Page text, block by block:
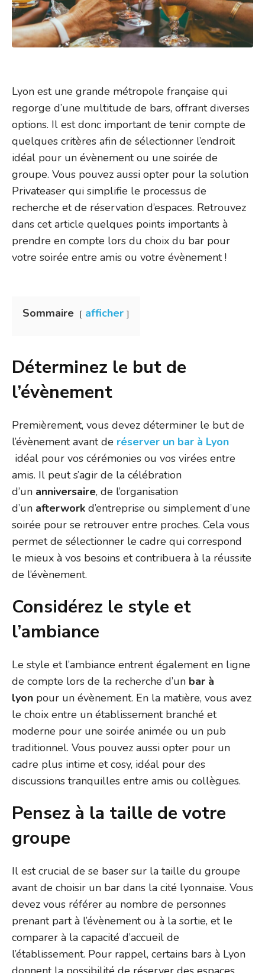
Lyon est une grande métropole française qui
regorge d’une multitude de bars, offrant diverses
options. Il est donc important de tenir compte de
quelques critères afin de sélectionner l’endroit
idéal pour un évènement ou une soirée de
groupe. Vous pouvez aussi opter pour la solution
Privateaser qui simplifie le processus de
recherche et de réservation d’espaces. Retrouvez
dans cet article quelques points importants à
prendre en compte lors du choix du bar pour
votre soirée entre amis ou votre évènement !
Sommaire afficher
Déterminez le but de
l’évènement
Premièrement, vous devez déterminer le but de
l’évènement avant de réserver un bar à Lyon
idéal pour vos cérémonies ou vos virées entre
amis. Il peut s’agir de la célébration
d’un anniversaire, de l’organisation
d’un afterwork d’entreprise ou simplement d’une
soirée pour se retrouver entre proches. Cela vous
permet de sélectionner le cadre qui correspond
le mieux à vos besoins et contribuera à la réussite
de l’évènement.
Considérez le style et
l’ambiance
Le style et l’ambiance entrent également en ligne
de compte lors de la recherche d’un bar à
lyon pour un évènement. En la matière, vous avez
le choix entre un établissement branché et
moderne pour une soirée animée ou un pub
traditionnel. Vous pouvez aussi opter pour un
cadre plus intime et cosy, idéal pour des
discussions tranquilles entre amis ou collègues.
Pensez à la taille de votre
groupe
Il est crucial de se baser sur la taille du groupe
avant de choisir un bar dans la cité lyonnaise. Vous
devez vous référer au nombre de personnes
prenant part à l’évènement ou à la sortie, et le
comparer à la capacité d’accueil de
l’établissement. Pour rappel, certains bars à Lyon